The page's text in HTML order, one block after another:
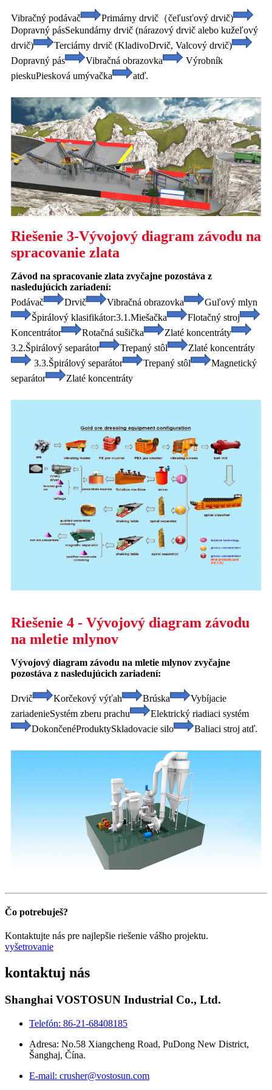
Vibračný podávač
Primárny drvič（čeľusťový drvič)
Dopravný pásSekundárny drvič (nárazový drvič alebo kužeľový
drvič)
Terciárny drvič (KladivoDrvič, Valcový drvič)
Dopravný pás
Vibračná obrazovka
Výrobník
pieskuPiesková umývačka atď.
Riešenie 3-Vývojový diagram závodu na
spracovanie zlata
Závod na spracovanie zlata zvyčajne pozostáva z
nasledujúcich zariadení:
Podávač
Drvič Vibračná obrazovka
Guľový mlyn
Špirálový klasifikátor:3.1.Miešačka
Flotačný stroj
Koncentrátor
Rotačná sušička
Zlaté koncentráty
3.2.Špirálový separátor
Trepaný stôl
Zlaté koncentráty
3.3.Špirálový separátor
Trepaný stôl
Magnetický
separátor
Zlaté koncentráty
Riešenie 4 - Vývojový diagram závodu
na mletie mlynov
Vývojový diagram závodu na mletie mlynov zvyčajne
pozostáva z nasledujúcich zariadení:
Drvič Korčekový výťah Brúska
Vybíjacie
zariadenieSystém zberu prachu
Elektrický riadiaci systém
DokončenéProduktySkladovacie silo Baliaci stroj atď.
Čo potrebuješ?
Kontaktujte nás pre najlepšie riešenie vášho projektu.
vyšetrovanie
kontaktuj nás
Shanghai VOSTOSUN Industrial Co., Ltd.
Telefón: 86-21-68408185
Adresa: No.58 Xiangcheng Road, PuDong New District,
Šanghaj, Čína.
E-mail: crusher@vostosun.com